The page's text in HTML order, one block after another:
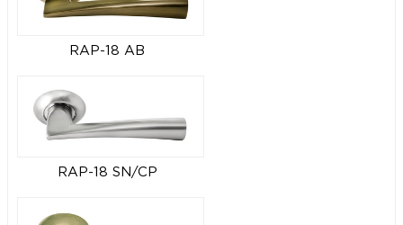
RAP-18 AB
RAP-18 SN/CP